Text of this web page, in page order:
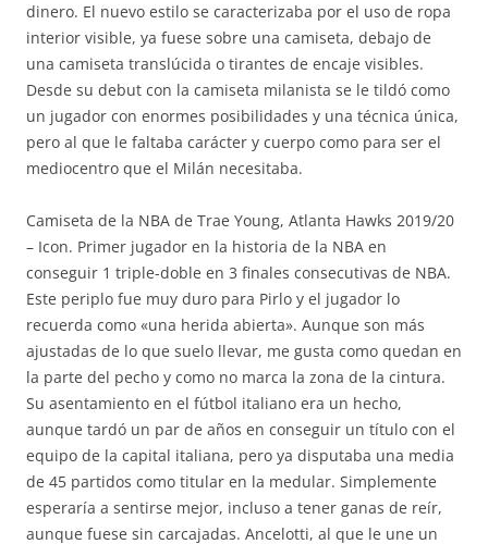
dinero. El nuevo estilo se caracterizaba por el uso de ropa
interior visible, ya fuese sobre una camiseta, debajo de
una camiseta translúcida o tirantes de encaje visibles.
Desde su debut con la camiseta milanista se le tildó como
un jugador con enormes posibilidades y una técnica única,
pero al que le faltaba carácter y cuerpo como para ser el
mediocentro que el Milán necesitaba.
Camiseta de la NBA de Trae Young, Atlanta Hawks 2019/20
– Icon. Primer jugador en la historia de la NBA en
conseguir 1 triple-doble en 3 finales consecutivas de NBA.
Este periplo fue muy duro para Pirlo y el jugador lo
recuerda como «una herida abierta». Aunque son más
ajustadas de lo que suelo llevar, me gusta como quedan en
la parte del pecho y como no marca la zona de la cintura.
Su asentamiento en el fútbol italiano era un hecho,
aunque tardó un par de años en conseguir un título con el
equipo de la capital italiana, pero ya disputaba una media
de 45 partidos como titular en la medular. Simplemente
esperaría a sentirse mejor, incluso a tener ganas de reír,
aunque fuese sin carcajadas. Ancelotti, al que le une un